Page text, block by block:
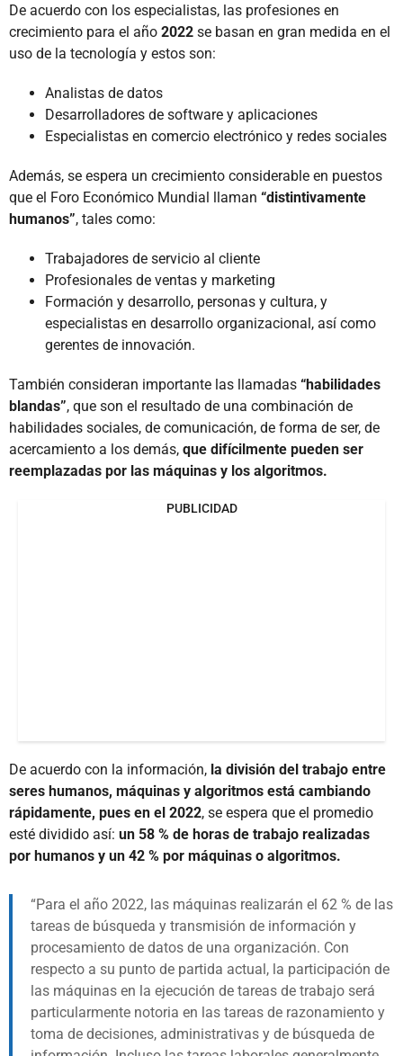
De acuerdo con los especialistas, las profesiones en
crecimiento para el año 2022 se basan en gran medida en el
uso de la tecnología y estos son:
Analistas de datos
Desarrolladores de software y aplicaciones
Especialistas en comercio electrónico y redes sociales
Además, se espera un crecimiento considerable en puestos
que el Foro Económico Mundial llaman “distintivamente
humanos”, tales como:
Trabajadores de servicio al cliente
Profesionales de ventas y marketing
Formación y desarrollo, personas y cultura, y
especialistas en desarrollo organizacional, así como
gerentes de innovación.
También consideran importante las llamadas “habilidades
blandas”, que son el resultado de una combinación de
habilidades sociales, de comunicación, de forma de ser, de
acercamiento a los demás, que difícilmente pueden ser
reemplazadas por las máquinas y los algoritmos.
PUBLICIDAD
De acuerdo con la información, la división del trabajo entre
seres humanos, máquinas y algoritmos está cambiando
rápidamente, pues en el 2022, se espera que el promedio
esté dividido así: un 58 % de horas de trabajo realizadas
por humanos y un 42 % por máquinas o algoritmos.
Para el año 2022, las máquinas realizarán el 62 % de las
tareas de búsqueda y transmisión de información y
procesamiento de datos de una organización. Con
respecto a su punto de partida actual, la participación de
las máquinas en la ejecución de tareas de trabajo será
particularmente notoria en las tareas de razonamiento y
toma de decisiones, administrativas y de búsqueda de